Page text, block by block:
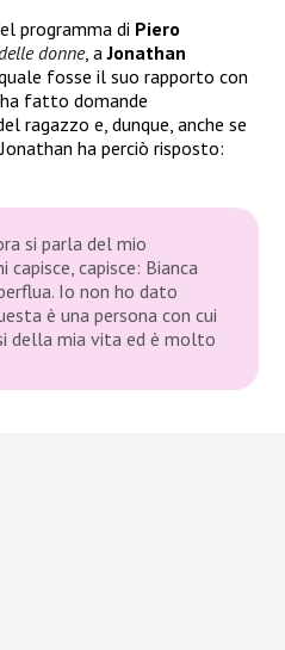
programma di Piero
donne, aJonathan
fosse il suo rapporto con
fatto domande
ragazzo e, dunque, anche se
ha perciò risposto:
si parla del mio
capisce: Bianca
Io non ho dato
è una persona con cui
della mia vita ed è molto